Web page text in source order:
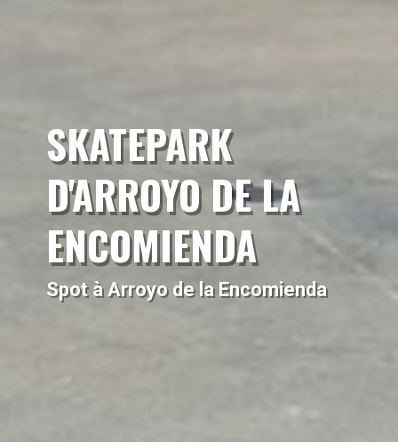
SKATEPARK
D'ARROYO DE LA
ENCOMIENDA
Spot à Arroyo de la Encomienda